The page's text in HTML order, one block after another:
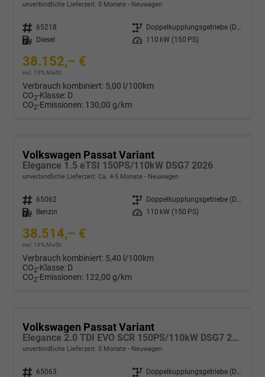
unverbindliche Lieferzeit: 5 Monate Neuwagen
Fahrzeugnr. 65218 Getriebe
Doppelkupplungsgetriebe (DSG)
Kraftstoff
Diesel Leistung 110 kW (150 PS)
38.152,– €
incl. 19% MwSt.
Verbrauch kombiniert: 5,00 l/100km
CO2-Klasse: D
CO2-Emissionen: 130,00 g/km
Volkswagen Passat Variant
Elegance 1.5 eTSI 150PS/110kW DSG7 2026
unverbindliche Lieferzeit: Ca. 4-5 Monate Neuwagen
Fahrzeugnr. 65062 Getriebe
Doppelkupplungsgetriebe (DSG)
Kraftstoff
Benzin Leistung 110 kW (150 PS)
38.514,– €
incl. 19% MwSt.
Verbrauch kombiniert: 5,40 l/100km
CO2-Klasse: D
CO2-Emissionen: 122,00 g/km
Volkswagen Passat Variant
Elegance 2.0 TDI EVO SCR 150PS/110kW DSG7 2026
unverbindliche Lieferzeit: 5 Monate Neuwagen
Fahrzeugnr. 65063 Getriebe
Doppelkupplungsgetriebe (DSG)